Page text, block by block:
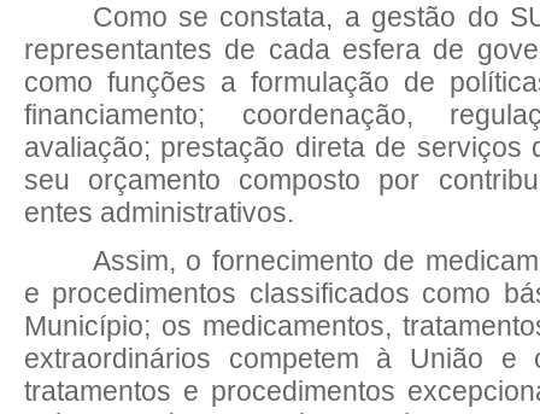
Como se constata, a gestão do
representantes de cada esfera de
como funções a formulação de
financiamento; coordenação,
avaliação; prestação direta de serviços
seu orçamento composto por
entes administrativos.
Assim, o fornecimento de
e procedimentos classificados como
Município; os medicamentos,
extraordinários competem à União e
tratamentos e procedimentos